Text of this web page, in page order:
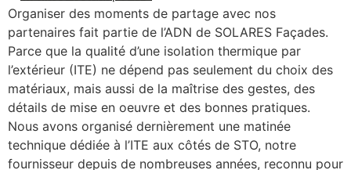
Organiser des moments de partage avec nos
partenaires fait partie de l’ADN de SOLARES Façades.
Parce que la qualité d’une isolation thermique par
l’extérieur (ITE) ne dépend pas seulement du choix des
matériaux, mais aussi de la maîtrise des gestes, des
détails de mise en oeuvre et des bonnes pratiques.
Nous avons organisé dernièrement une matinée
technique dédiée à l’ITE aux côtés de STO, notre
fournisseur depuis de nombreuses années, reconnu pour